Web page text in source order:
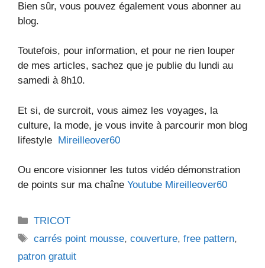
Bien sûr, vous pouvez également vous abonner au
blog.
Toutefois, pour information, et pour ne rien louper
de mes articles, sachez que je publie du lundi au
samedi à 8h10.
Et si, de surcroit, vous aimez les voyages, la
culture, la mode, je vous invite à parcourir mon blog
lifestyle Mireilleover60
Ou encore visionner les tutos vidéo démonstration
de points sur ma chaîne Youtube Mireilleover60
Catégories
TRICOT
Étiquettes
carrés point mousse,couverture,free pattern,
patron gratuit